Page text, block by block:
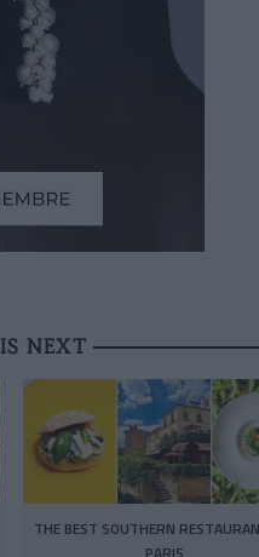
NEXT
THE BEST SOUTHERN